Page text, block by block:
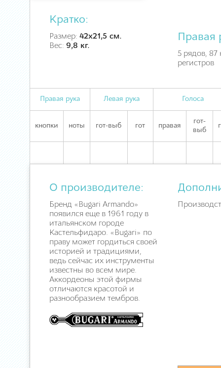
Кратко:
Размер: 42х21,5 см.
Вес: 9,8 кг.
Правая
5 рядов, 87
регистров
Правая рука Левая рука Голоса
кнопки ноты гот-выб гот правая
гот-
выб
О производителе:
Бренд «Bugari Armando»
появился еще в 1961 году в
итальянском городе
Кастельфидаро. «Bugari» по
праву может гордиться своей
историей и традициями,
ведь сейчас их инструменты
известны во всем мире.
Аккордеоны этой фирмы
отличаются красотой и
разнообразием тембров.